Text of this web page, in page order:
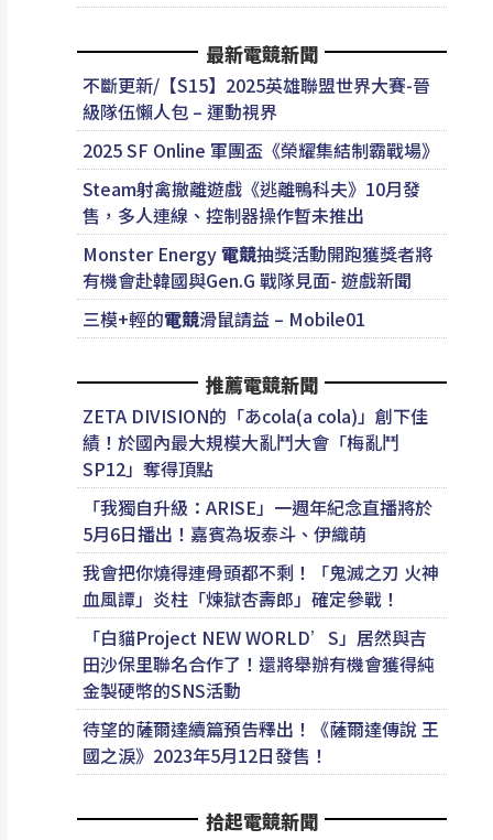
最新電競新聞
不斷更新/【S15】2025英雄聯盟世界大賽-晉
級隊伍懶人包 – 運動視界
2025 SF Online 軍團盃《榮耀集結制霸戰場》
Steam射禽撤離遊戲《逃離鴨科夫》10月發
售，多人連線、控制器操作暫未推出
Monster Energy電競抽獎活動開跑獲獎者將
有機會赴韓國與Gen.G 戰隊見面- 遊戲新聞
三模+輕的電競滑鼠請益 – Mobile01
推薦電競新聞
ZETA DIVISION的「あcola(a cola)」創下佳
績！於國內最大規模大亂鬥大會「梅亂鬥
SP12」奪得頂點
「我獨自升級：ARISE」一週年紀念直播將於
5月6日播出！嘉賓為坂泰斗、伊織萌
我會把你燒得連骨頭都不剩！「鬼滅之刃 火神
血風譚」炎柱「煉獄杏壽郎」確定參戰！
「白貓Project NEW WORLD’S」居然與吉
田沙保里聯名合作了！還將舉辦有機會獲得純
金製硬幣的SNS活動
待望的薩爾達續篇預告釋出！《薩爾達傳說 王
國之淚》2023年5月12日發售！
拾起電競新聞